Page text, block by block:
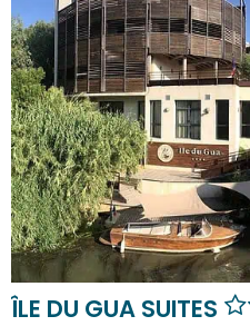
ÎLE DU GUA SUITES